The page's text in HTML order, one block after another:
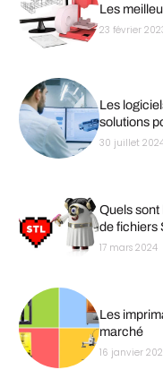
Les
23 février
Les
solutions
30 juillet
Quels sont
de fichiers
17 mars 2024
Les
marché
16 janvier